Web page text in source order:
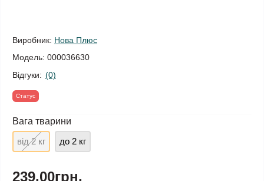
Виробник: Нова Плюс
Модель: 000036630
Відгуки: (0)
Статус
Вага тварини
від 2 кг
до 2 кг
239.00грн.